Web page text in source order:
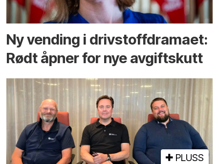
Ny vending i drivstoffdramaet:
Rødt åpner for nye avgiftskutt
PLUSS